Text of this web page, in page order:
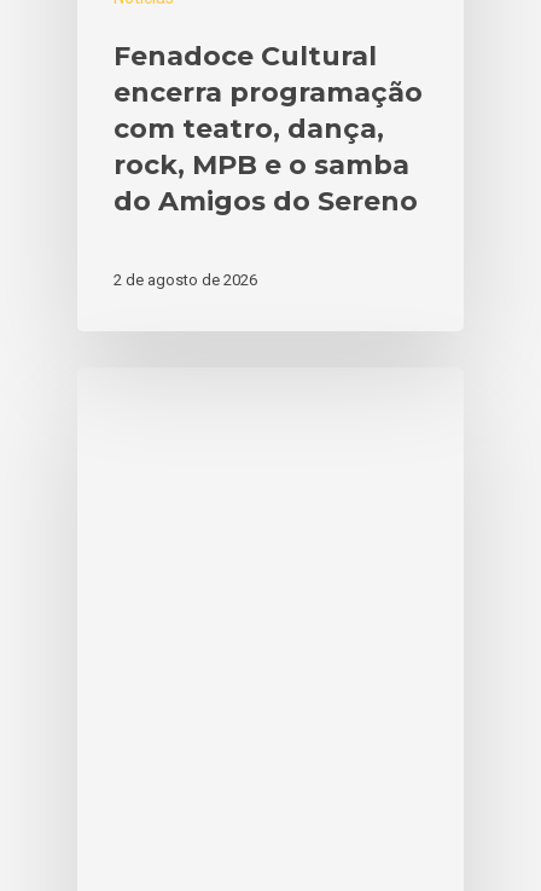
Fenadoce Cultural
encerra programação
com teatro, dança,
rock, MPB e o samba
do Amigos do Sereno
2 de agosto de 2026